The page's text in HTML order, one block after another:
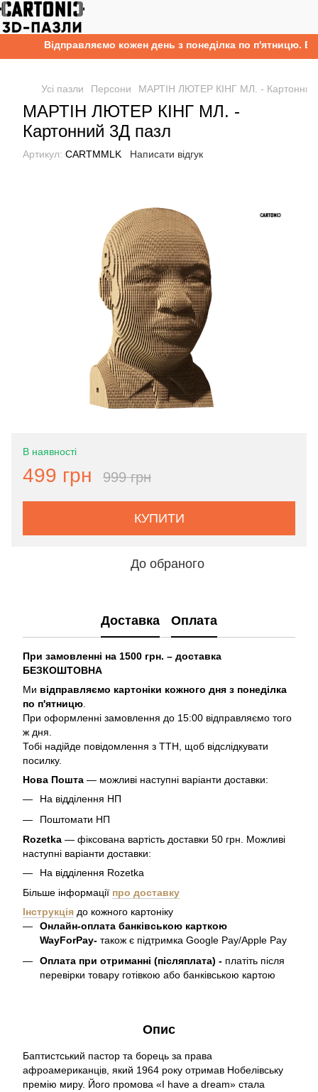
Відправляємо кожен день з понеділка по п'ятницю.
Усі пазли Персони МАРТІН ЛЮТЕР КІНГ МЛ. - Картонний
МАРТІН ЛЮТЕР КІНГ МЛ. -
Картонний 3Д пазл
Артикул: CARTMMLK Написати відгук
В наявності
499 грн 999 грн
КУПИТИ
До обраного
Доставка Оплата
При замовленні на 1500 грн. – доставка
БЕЗКОШТОВНА
Ми відправляємо картоніки кожного дня з понеділка
по п'ятницю
При оформленні замовлення до 15:00 відправляємо того
ж дня.
Тобі надійде повідомлення з ТТН, щоб відслідкувати
посилку.
Нова Пошта — можливі наступні варіанти доставки:
На відділення НП
Поштомати НП
Rozetka — фіксована вартість доставки 50 грн. Можливі
наступні варіанти доставки:
На відділення Rozetka
Більше інформації про доставку
Інструкція до кожного картоніку
Онлайн-оплата банківською карткою
WayForPay- також є підтримка Google Pay/Apple Pay
Оплата при отриманні (післяплата) - платіть після
перевірки товару готівкою або банківською картою
Опис
Баптистський пастор та борець за права
афроамериканців, який 1964 року отримав Нобелівську
премію миру. Його промова «I have а dream» стала